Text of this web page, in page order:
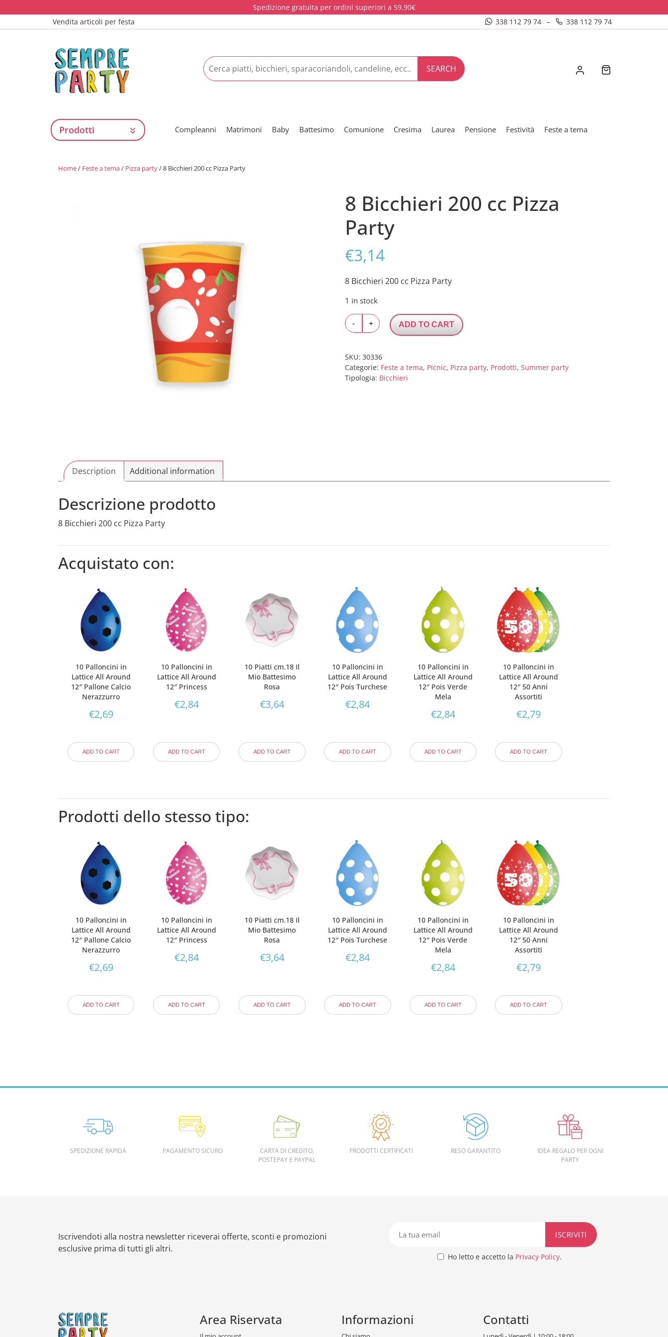
Spedizione gratuita per ordini superiori a 59,90€
Vendita articoli per festa
338 112 79 74 – 338 112 79 74
SEARCH
Prodotti Compleanni Matrimoni Baby Battesimo Comunione Cresima Laurea Pensione Festività Feste a tema
Home/ Feste a tema/ Pizza party/ 8 Bicchieri 200 cc Pizza Party
8 Bicchieri 200 cc Pizza
Party
€3,14
8 Bicchieri 200 cc Pizza Party
1 in stock
-
Bicchieri
cc
Pizza
Party
+ ADD TO CART
SKU:30336
Categorie: Feste a tema, Picnic, Pizza party, Prodotti,Summer party
Tipologia: Bicchieri
Description Additional information
Descrizione prodotto
8 Bicchieri 200 cc Pizza Party
Acquistato con:
10 Palloncini in
Lattice All Around
12″ Pallone Calcio
Nerazzurro
€2,69
ADD TO CART
10 Palloncini in
Lattice All Around
12″ Princess
€2,84
ADD TO CART
10 Piatti cm.18 Il
Mio Battesimo
Rosa
€3,64
ADD TO CART
10 Palloncini in
Lattice All Around
12″ Pois Turchese
€2,84
ADD TO CART
10 Palloncini in
Lattice All Around
12″ Pois Verde
Mela
€2,84
ADD TO CART
10 Palloncini in
Lattice All Around
12″ 50 Anni
Assortiti
€2,79
ADD TO CART
Prodotti dello stesso tipo:
10 Palloncini in
Lattice All Around
12″ Pallone Calcio
Nerazzurro
€2,69
ADD TO CART
10 Palloncini in
Lattice All Around
12″ Princess
€2,84
ADD TO CART
10 Piatti cm.18 Il
Mio Battesimo
Rosa
€3,64
ADD TO CART
10 Palloncini in
Lattice All Around
12″ Pois Turchese
€2,84
ADD TO CART
10 Palloncini in
Lattice All Around
12″ Pois Verde
Mela
€2,84
ADD TO CART
10 Palloncini in
Lattice All Around
12″ 50 Anni
Assortiti
€2,79
ADD TO CART
SPEDIZIONE RAPIDA PAGAMENTO SICURO
CARTA DI CREDITO,
POSTEPAY E PAYPAL
PRODOTTI CERTIFICATI RESO GARANTITO
IDEA REGALO PER OGNI
PARTY
Iscrivendoti alla nostra newsletter riceverai offerte, sconti e promozioni
esclusive prima di tutti gli altri.
Ho letto e accetto la Privacy Policy.
Area Riservata Informazioni Contatti